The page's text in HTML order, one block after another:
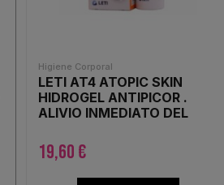
Higiene Corporal
LETI AT4 ATOPIC SKIN
HIDROGEL ANTIPICOR .
ALIVIO INMEDIATO DEL
19,60 €